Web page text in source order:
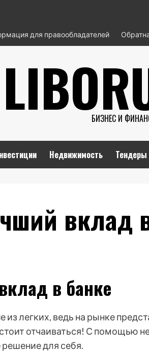
для правообладателей
БИЗНЕС И
Недвижимость Тендеры
вклад
в банке
из легких, ведь на рынке
отчаиваться! С помощью
для себя.